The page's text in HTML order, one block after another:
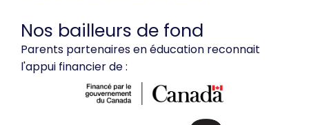
Nos bailleurs de fond
Parents partenaires en éducation reconnait
l'appui financier de :